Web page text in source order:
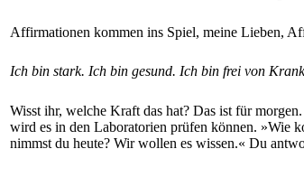
Affirmationen kommen ins Spiel, meine Lieben,
Ich bin stark. Ich bin gesund. Ich bin frei von
Wisst ihr, welche Kraft das hat? Das ist für
wird es in den Laboratorien prüfen können. »Wie
nimmst du heute? Wir wollen es wissen.« Du